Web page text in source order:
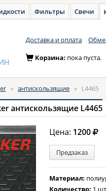
Фильтры Свечи
Доставка и оплата
Корзина: пока пуста.
» антискользящие » L4465
антискользящие L4465
Цена: 1200
Предзаказ
Материал:
Количество: 1